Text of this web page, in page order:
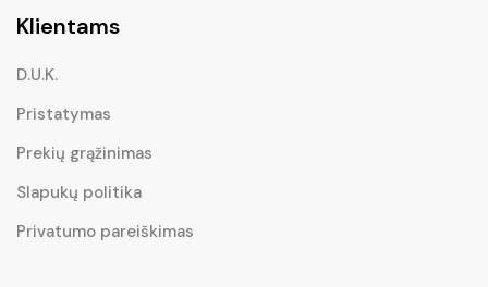
Klientams
D.U.K.
Pristatymas
Prekių grąžinimas
Slapukų politika
Privatumo pareiškimas